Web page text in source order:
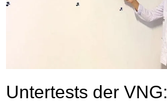
Untertests der VNG: